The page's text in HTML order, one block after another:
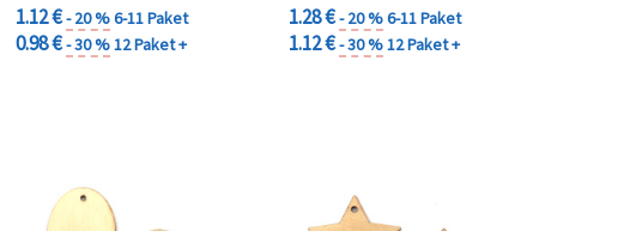
1.12 €- 20 %6-11 Paket
0.98 €- 30 %12 Paket +
1.28 €- 20 %6-11 Paket
1.12 €- 30 %12 Paket +